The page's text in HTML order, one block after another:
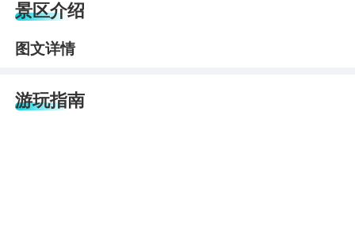
景区介绍
图文详情
游玩指南